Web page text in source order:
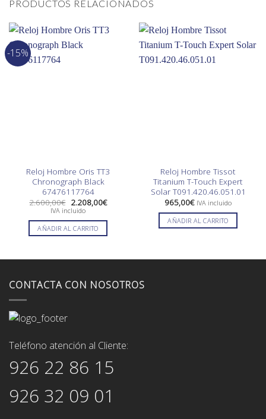
PRODUCTOS RELACIONADOS
-15%
Reloj Hombre Oris TT3
Chronograph Black
67476117764
2.600,00€ El
precio
era:
2.600,00€.
2.208,00€El
es:
2.208,00€.
IVA incluido
AÑADIR AL CARRITO
Reloj Hombre Tissot
Titanium T-Touch Expert
Solar T091.420.46.051.01
965,00€ IVA incluido
AÑADIR AL CARRITO
CONTACTA CON NOSOTROS
Teléfono atención al Cliente:
926 22 86 15
926 32 09 01